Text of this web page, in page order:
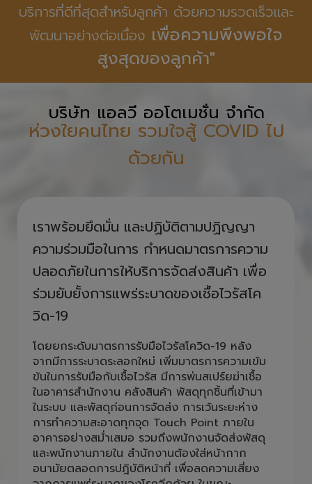
“มุ่งมั่นจัดจำหน่ายสินค้าคุณภาพและให้
บริการที่ดีที่สุดสำหรับลูกค้า ด้วยความรวดเร็วและ
พัฒนาอย่างต่อเนื่อง
เพื่อความพึงพอใจ
สูงสุดของลูกค้า"
บริษัท แอลวี ออโตเมชั่น จำกัด
ห่วงใยคนไทย รวมใจสู้ COVID ไป
เราพร้อมยึดมั่น และปฏิบัติตามปฏิญญา
ความร่วมมือในการ กำหนดมาตรการความ
ปลอดภัยในการให้บริการจัดส่งสินค้า เพื่อ
วิด-19
โดยยกระดับมาตรการรับมือไวรัสโควิด-19 หลัง
จากมีการระบาดระลอกใหม่ เพิ่มมาตรการความเข้ม
ข้นในการรับมือกับเชื้อไวรัส มีการพ่นสเปร์ยฆ่าเชื้อ
ในอาคารสำนักงาน คลังสินค้า พัสดุทุกชิ้นที่เข้ามา
ในระบบ และพัสดุก่อนการจัดส่ง การเว้นระยะห่าง
การทำความสะอาดทุกจุด Touch Point ภายใน
อาคารอย่างสม่ำเสมอ รวมถึงพนักงานจัดส่งพัสดุ